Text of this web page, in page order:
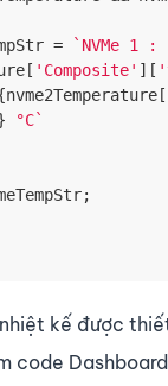
=
'Composite' ][
°C`
kế được
code